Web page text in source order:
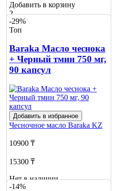
Добавить в корзину
2
-29%
Топ
Baraka Масло чеснока
+ Черный тмин 750 мг,
90 капсул
Добавить в избранное
Чесночное масло Baraka KZ
10900 ₸
15300 ₸
Нет в наличии
-14%